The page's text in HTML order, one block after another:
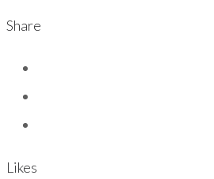
Share
Likes